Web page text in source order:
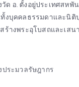
ด อ. ตั้งอยู่ประเทศสห
งบุคคลธรรมดาและนิ
ร้างพระอุโบสถและเส
ประมวลรัษฎากร